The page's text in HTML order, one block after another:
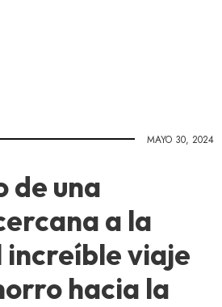
MAYO 30, 2024
de una
a la
increíble viaje
hacia la